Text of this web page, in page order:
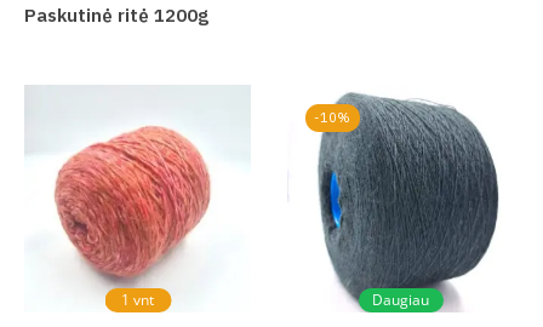
Paskutinė ritė 1200g
1 vnt
-10%
Daugiau